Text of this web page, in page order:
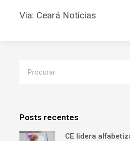
Via: Ceará Notícias
Posts recentes
CE lidera